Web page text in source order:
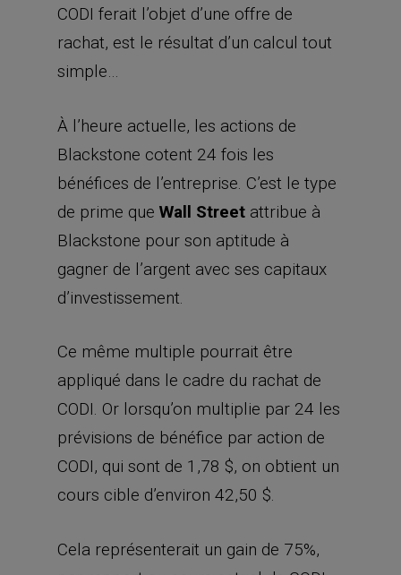
CODI ferait l’objet d’une offre de
rachat, est le résultat d’un calcul tout
simple…
À l’heure actuelle, les actions de
Blackstone cotent 24 fois les
bénéfices de l’entreprise. C’est le type
de prime que Wall Street attribue à
Blackstone pour son aptitude à
gagner de l’argent avec ses capitaux
d’investissement.
Ce même multiple pourrait être
appliqué dans le cadre du rachat de
CODI. Or lorsqu’on multiplie par 24 les
prévisions de bénéfice par action de
CODI, qui sont de 1,78 $, on obtient un
cours cible d’environ 42,50 $.
Cela représenterait un gain de 75%,